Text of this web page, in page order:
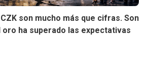
son mucho más que cifras. Son
oro ha superado las expectativas